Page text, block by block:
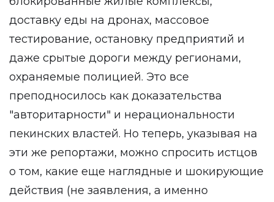
доставку еды на дронах, массовое
тестирование, остановку предприятий и
даже срытые дороги между регионами,
охраняемые полицией. Это все
преподносилось как доказательства
"авторитарности" и нерациональности
пекинских властей. Но теперь, указывая на
эти же репортажи, можно спросить истцов
о том, какие еще наглядные и шокирующие
действия (не заявления, а именно